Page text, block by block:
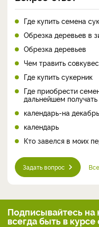
Где купить семена
Обрезка деревьев в
Обрезка деревьев
Чем травить
Где купить сукерник
Где приобрести
дальнейшем
календарь-на
календарь
Кто завелся в моих
Задать вопрос
Подписывайтесь на
всегдабыть в